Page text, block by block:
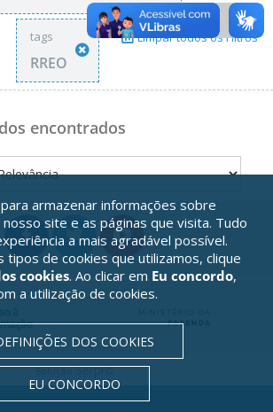
tags
RREO
Limpar todos os Filtros
encontrados
SoluçãoSerpro
para armazenar informações sobre
site e as páginas que visita. Tudo
a mais agradável possível.
tipos de cookies que utilizamos, clique
cookies. Ao clicar em Eu concordo,
a utilização de cookies.
DOS COOKIES
EU CONCORDO